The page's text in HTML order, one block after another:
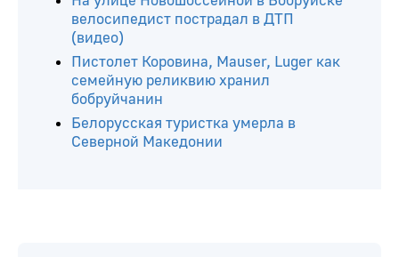
велосипедист пострадал в ДТП
(видео)
Пистолет Коровина, Mauser, Luger как
семейную реликвию хранил
бобруйчанин
Белорусская туристка умерла в
Северной Македонии